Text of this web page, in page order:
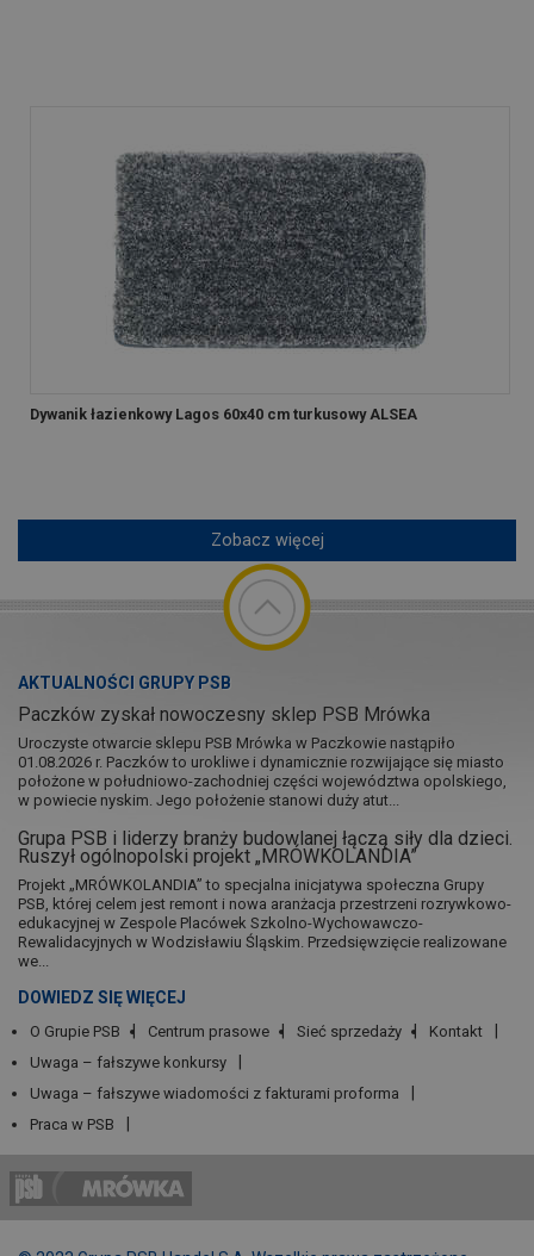
Dywanik łazienkowy Lagos 60x40 cm turkusowy ALSEA
Zobacz więcej
AKTUALNOŚCI GRUPY PSB
Paczków zyskał nowoczesny sklep PSB Mrówka
Uroczyste otwarcie sklepu PSB Mrówka w Paczkowie nastąpiło
01.08.2026 r. Paczków to urokliwe i dynamicznie rozwijające się miasto
położone w południowo-zachodniej części województwa opolskiego,
w powiecie nyskim. Jego położenie stanowi duży atut...
Grupa PSB i liderzy branży budowlanej łączą siły dla dzieci.
Ruszył ogólnopolski projekt „MRÓWKOLANDIA”
Projekt „MRÓWKOLANDIA” to specjalna inicjatywa społeczna Grupy
PSB, której celem jest remont i nowa aranżacja przestrzeni rozrywkowo-
edukacyjnej w Zespole Placówek Szkolno-Wychowawczo-
Rewalidacyjnych w Wodzisławiu Śląskim. Przedsięwzięcie realizowane
we...
DOWIEDZ SIĘ WIĘCEJ
O Grupie PSB Centrum prasowe Sieć sprzedaży
Kontakt
Uwaga – fałszywe konkursy
Uwaga – fałszywe wiadomości z fakturami proforma
Praca w PSB